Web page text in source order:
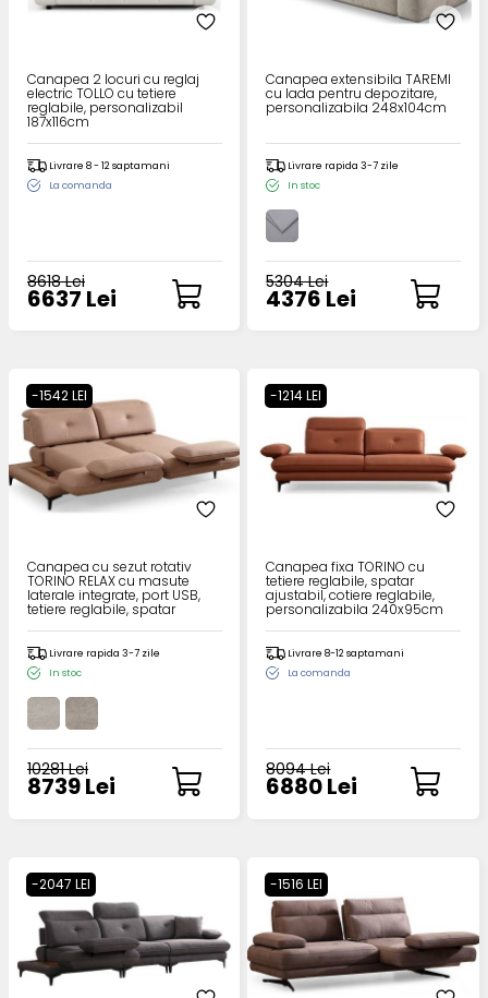
Canapea 2 locuri cu reglaj
electric TOLLO cu tetiere
reglabile, personalizabil
187x116cm
Livrare 8 - 12 saptamani
La comanda
8618 Lei
6637 Lei
Canapea extensibila TAREMI
cu lada pentru depozitare,
personalizabila 248x104cm
Livrare rapida 3-7 zile
In stoc
5304 Lei
4376 Lei
-1542 LEI
Canapea cu sezut rotativ
TORINO RELAX cu masute
laterale integrate, port USB,
tetiere reglabile, spatar
ajustabil, cotiere reglabile,
personalizabila 235x105cm
Livrare rapida 3-7 zile
In stoc
10281 Lei
8739 Lei
-1214 LEI
Canapea fixa TORINO cu
tetiere reglabile, spatar
ajustabil, cotiere reglabile,
personalizabila 240x95cm
Livrare 8-12 saptamani
La comanda
8094 Lei
6880 Lei
-2047 LEI -1516 LEI